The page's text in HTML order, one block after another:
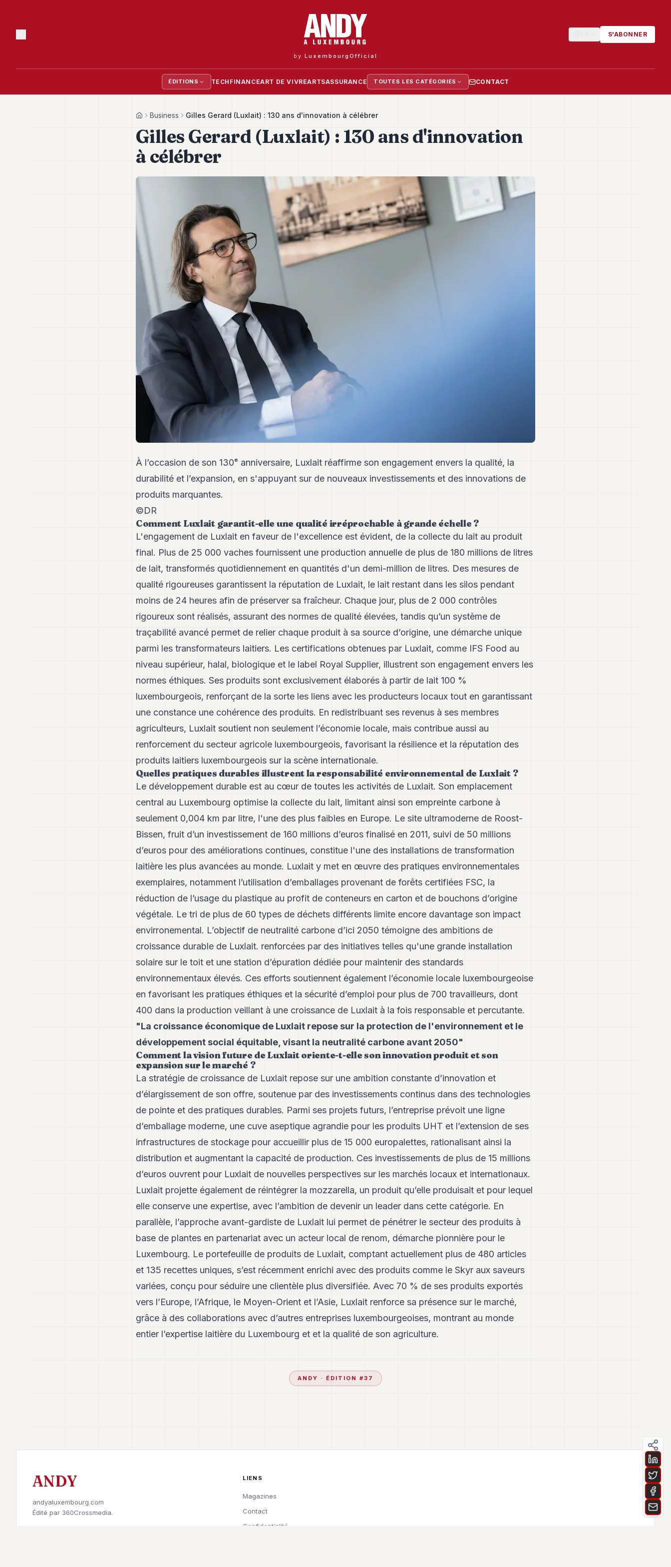
byLuxembourgOfficial
S'ABONNER
ÉDITIONS TECH FINANCEART DE VIVREARTSASSURANCE TOUTES LES CATÉGORIES CONTACT
HomeBusiness Gilles Gerard (Luxlait) : 130 ans d'innovation à célébrer
Gilles Gerard (Luxlait) : 130 ans d'innovation
à célébrer
À l’occasion de son 130ᵉ anniversaire, Luxlait réaffirme son engagement envers la qualité, la
durabilité et l’expansion, en s'appuyant sur de nouveaux investissements et des innovations de
produits marquantes.
©DR
Comment Luxlait garantit-elle une qualité irréprochable à grande échelle ?
L'engagement de Luxlait en faveur de l'excellence est évident, de la collecte du lait au produit
final. Plus de 25 000 vaches fournissent une production annuelle de plus de 180 millions de litres
de lait, transformés quotidiennement en quantités d'un demi-million de litres. Des mesures de
qualité rigoureuses garantissent la réputation de Luxlait, le lait restant dans les silos pendant
moins de 24 heures afin de préserver sa fraîcheur. Chaque jour, plus de 2 000 contrôles
rigoureux sont réalisés, assurant des normes de qualité élevées, tandis qu’un système de
traçabilité avancé permet de relier chaque produit à sa source d’origine, une démarche unique
parmi les transformateurs laitiers. Les certifications obtenues par Luxlait, comme IFS Food au
niveau supérieur, halal, biologique et le label Royal Supplier, illustrent son engagement envers les
normes éthiques. Ses produits sont exclusivement élaborés à partir de lait 100 %
luxembourgeois, renforçant de la sorte les liens avec les producteurs locaux tout en garantissant
une constance une cohérence des produits. En redistribuant ses revenus à ses membres
agriculteurs, Luxlait soutient non seulement l’économie locale, mais contribue aussi au
renforcement du secteur agricole luxembourgeois, favorisant la résilience et la réputation des
produits laitiers luxembourgeois sur la scène internationale.
Quelles pratiques durables illustrent la responsabilité environnemental de Luxlait ?
Le développement durable est au cœur de toutes les activités de Luxlait. Son emplacement
central au Luxembourg optimise la collecte du lait, limitant ainsi son empreinte carbone à
seulement 0,004 km par litre, l'une des plus faibles en Europe. Le site ultramoderne de Roost-
Bissen, fruit d’un investissement de 160 millions d’euros finalisé en 2011, suivi de 50 millions
d’euros pour des améliorations continues, constitue l'une des installations de transformation
laitière les plus avancées au monde. Luxlait y met en œuvre des pratiques environnementales
exemplaires, notamment l’utilisation d’emballages provenant de forêts certifiées FSC, la
réduction de l’usage du plastique au profit de conteneurs en carton et de bouchons d’origine
végétale. Le tri de plus de 60 types de déchets différents limite encore davantage son impact
envirronemental. L’objectif de neutralité carbone d’ici 2050 témoigne des ambitions de
croissance durable de Luxlait. renforcées par des initiatives telles qu'une grande installation
solaire sur le toit et une station d’épuration dédiée pour maintenir des standards
environnementaux élevés. Ces efforts soutiennent également l’économie locale luxembourgeoise
en favorisant les pratiques éthiques et la sécurité d’emploi pour plus de 700 travailleurs, dont
400 dans la production veillant à une croissance de Luxlait à la fois responsable et percutante.
"La croissance économique de Luxlait repose sur la protection de l'environnement et le
développement social équitable, visant la neutralité carbone avant 2050"
Comment la vision future de Luxlait oriente-t-elle son innovation produit et son
expansion sur le marché ?
La stratégie de croissance de Luxlait repose sur une ambition constante d’innovation et
d’élargissement de son offre, soutenue par des investissements continus dans des technologies
de pointe et des pratiques durables. Parmi ses projets futurs, l’entreprise prévoit une ligne
d’emballage moderne, une cuve aseptique agrandie pour les produits UHT et l’extension de ses
infrastructures de stockage pour accueillir plus de 15 000 europalettes, rationalisant ainsi la
distribution et augmentant la capacité de production. Ces investissements de plus de 15 millions
d’euros ouvrent pour Luxlait de nouvelles perspectives sur les marchés locaux et internationaux.
Luxlait projette également de réintégrer la mozzarella, un produit qu’elle produisait et pour lequel
elle conserve une expertise, avec l’ambition de devenir un leader dans cette catégorie. En
parallèle, l’approche avant-gardiste de Luxlait lui permet de pénétrer le secteur des produits à
base de plantes en partenariat avec un acteur local de renom, démarche pionnière pour le
Luxembourg. Le portefeuille de produits de Luxlait, comptant actuellement plus de 480 articles
et 135 recettes uniques, s’est récemment enrichi avec des produits comme le Skyr aux saveurs
variées, conçu pour séduire une clientèle plus diversifiée. Avec 70 % de ses produits exportés
vers l’Europe, l’Afrique, le Moyen-Orient et l’Asie, Luxlait renforce sa présence sur le marché,
grâce à des collaborations avec d’autres entreprises luxembourgeoises, montrant au monde
entier l’expertise laitière du Luxembourg et et la qualité de son agriculture.
ANDY · ÉDITION #37
ANDY
andyaluxembourg.com
Édité par 360Crossmedia.
LIENS
Magazines
Contact
Confidentialité